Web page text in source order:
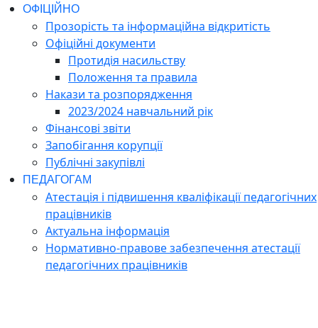
ОФІЦІЙНО
Прозорість та інформаційна відкритість
Офіційні документи
Протидія насильству
Положення та правила
Накази та розпорядження
2023/2024 навчальний рік
Фінансові звіти
Запобігання корупції
Публічні закупівлі
ПЕДАГОГАМ
Атестація і підвишення кваліфікації педагогічних
працівників
Актуальна інформація
Нормативно-правове забезпечення атестації
педагогічних працівників